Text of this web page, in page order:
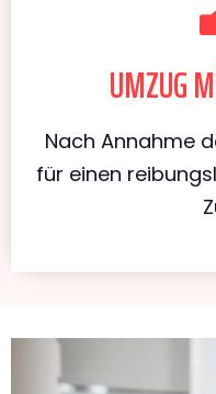
UMZUG
Nach Annahme
für einen